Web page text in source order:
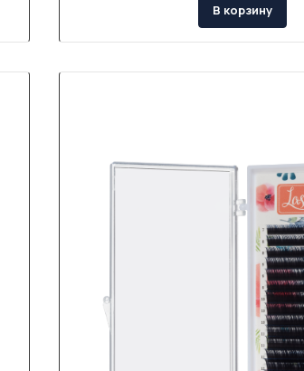
В корзину